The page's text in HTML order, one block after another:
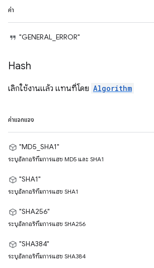
ค่า
"GENERAL_ERROR"
Hash
เลิกใช้งานแล้ว แทนที่โดย Algorithm
ค่าแจกแจง
"MD5_SHA1"
ระบุอัลกอริทึมการแฮช MD5 และ SHA1
"SHA1"
ระบุอัลกอริทึมการแฮช SHA1
"SHA256"
ระบุอัลกอริทึมการแฮช SHA256
"SHA384"
ระบุอัลกอริทึมการแฮช SHA384